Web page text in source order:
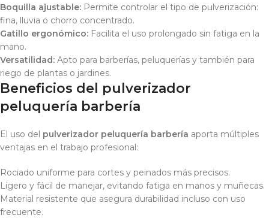
Boquilla ajustable: Permite controlar el tipo de pulverización:
fina, lluvia o chorro concentrado.
Gatillo ergonómico: Facilita el uso prolongado sin fatiga en la
mano.
Versatilidad: Apto para barberías, peluquerías y también para
riego de plantas o jardines.
Beneficios del pulverizador
peluquería barbería
El uso del pulverizador peluquería barbería aporta múltiples
ventajas en el trabajo profesional:
Rociado uniforme para cortes y peinados más precisos.
Ligero y fácil de manejar, evitando fatiga en manos y muñecas.
Material resistente que asegura durabilidad incluso con uso
frecuente.